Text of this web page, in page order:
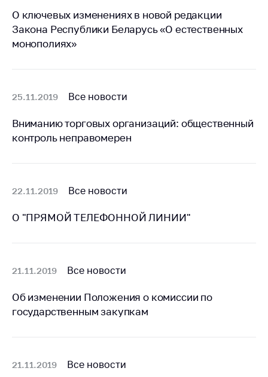
Горячая линия
Пресс-служба
орган
Важное на сайте
Сообщить о росте
на лекарственные
средства, изделия
медицинского
назначения и
Решение Комиссии
факта нарушения
(отсутствия)
нарушения
Предостережения и
О ключевых изменениях в новой редакции
Закона Республики Беларусь «О естественных
монополиях»
25.11.2019 Все новости
Вниманию торговых организаций: общественный
контроль неправомерен
22.11.2019 Все новости
О "ПРЯМОЙ ТЕЛЕФОННОЙ ЛИНИИ"
21.11.2019 Все новости
Об изменении Положения о комиссии по
государственным закупкам
21.11.2019 Все новости